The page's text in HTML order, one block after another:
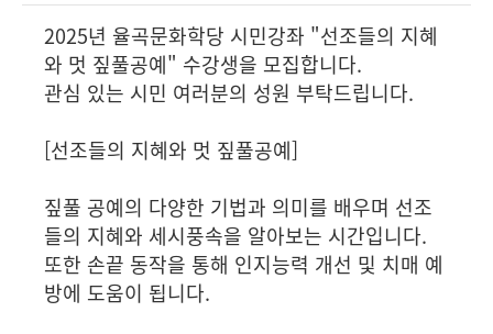
2025년 율곡문화학당 시민강좌 "선조들의 지혜
와 멋 짚풀공예" 수강생을 모집합니다.
관심 있는 시민 여러분의 성원 부탁드립니다.
[선조들의 지혜와 멋 짚풀공예]
짚풀 공예의 다양한 기법과 의미를 배우며 선조
들의 지혜와 세시풍속을 알아보는 시간입니다.
또한 손끝 동작을 통해 인지능력 개선 및 치매 예
방에 도움이 됩니다.